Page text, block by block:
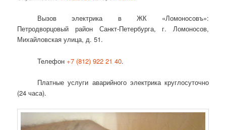
Вызов электрика в ЖК «Ломоносовъ»:
Петродворцовый район Санкт-Петербурга, г. Ломоносов,
Михайловская улица, д. 51.
Телефон+7 (812) 922 21 40.
Платные услуги аварийного электрика круглосуточно
(24 часа).